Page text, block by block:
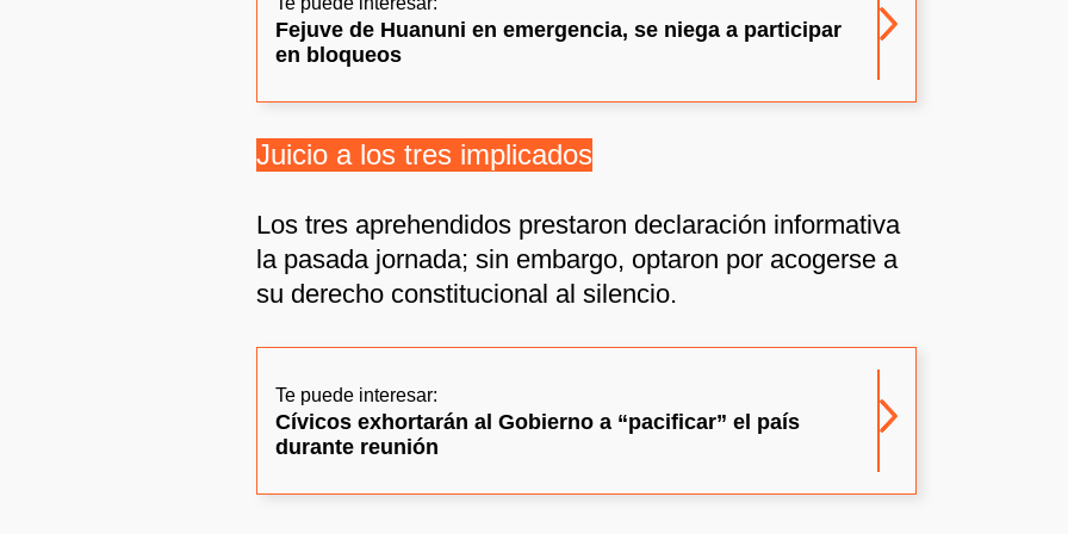
Fejuve de Huanuni en emergencia, se niega a participar
en bloqueos
Juicio a los tres implicados
Los tres aprehendidos prestaron declaración informativa
la pasada jornada; sin embargo, optaron por acogerse a
su derecho constitucional al silencio.
Te puede interesar:
Cívicos exhortarán al Gobierno a “pacificar” el país
durante reunión